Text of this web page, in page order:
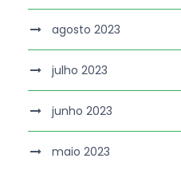
agosto 2023
julho 2023
junho 2023
maio 2023